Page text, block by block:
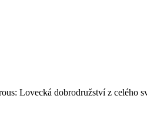
Lovecká dobrodružství z celého